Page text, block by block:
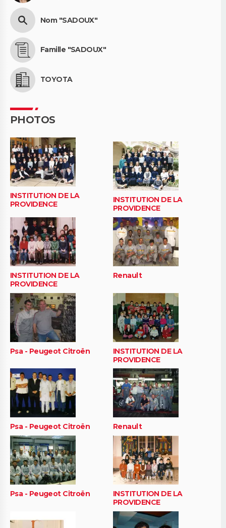
Nom "SADOUX"
Famille "SADOUX"
TOYOTA
PHOTOS
INSTITUTION DE LA
PROVIDENCE
INSTITUTION DE LA
PROVIDENCE
INSTITUTION DE LA
PROVIDENCE
Renault
Psa - Peugeot Citroën
INSTITUTION DE LA
PROVIDENCE
Psa - Peugeot Citroën Renault
Psa - Peugeot Citroën
INSTITUTION DE LA
PROVIDENCE